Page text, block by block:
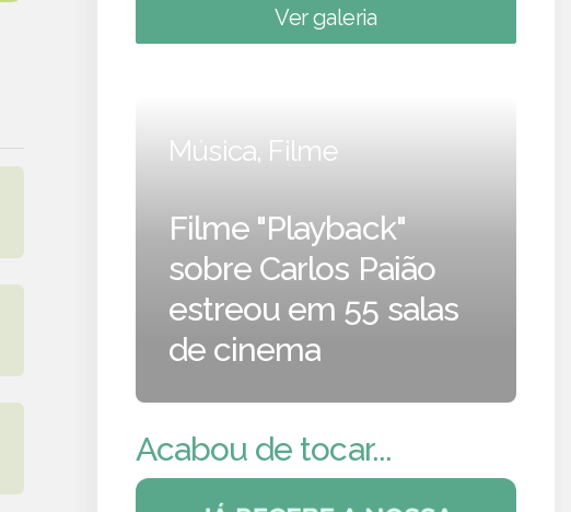
Ver galeria
Música, Filme
Filme "Playback"
sobre Carlos Paião
estreou em 55 salas
de cinema
Acabou de tocar...